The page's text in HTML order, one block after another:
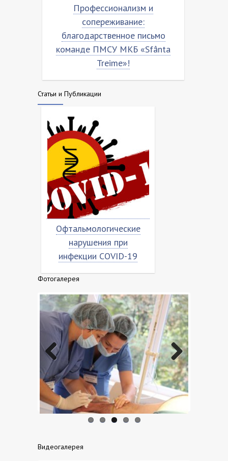
Профессионализм и
письмо
ПМСУ МКБ «Sfânta
Благодарственное
команде МКБ ”Sfânta
Статьи и Публикации
Офтальмологические
нарушения при
инфекции COVID-19
Насколько вирус
Фотогалерея
Previo
us
Next
Видеогалерея